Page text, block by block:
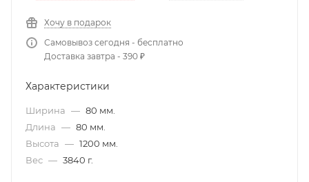
Хочу в подарок
Самовывоз сегодня - бесплатно
Доставка завтра - 390 ₽
Характеристики
Ширина — 80 мм.
Длина — 80 мм.
Высота — 1200 мм.
Вес — 3840 г.